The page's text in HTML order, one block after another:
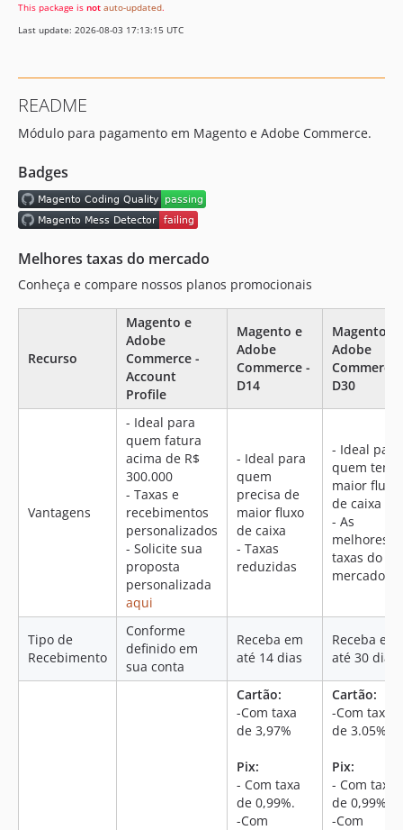
100.2.44
100.2.43
100.2.38
100.2.37
100.2.35
100.2.34
100.2.33
100.2.32
100.2.31-p1
100.2.29
100.2.27
100.2.23
100.2.16
This package is not auto-updated.
Last update: 2026-08-03 17:13:15 UTC
README
Módulo para pagamento em Magento e Adobe Commerce.
Badges
Melhores taxas do mercado
Conheça e compare nossos planos promocionais
Recurso
Magento e
Adobe
Commerce -
Account
Profile
Magento e
Adobe
Commerce -
D14
Magento e
Adobe
Commerce
D30
Vantagens
- Ideal para
quem fatura
acima de R$
300.000
- Taxas e
recebimentos
personalizados
- Solicite sua
proposta
personalizada
aqui
- Ideal para
quem
precisa de
maior fluxo
de caixa
- Taxas
reduzidas
- Ideal para
quem tem
maior fluxo
de caixa
- As
melhores
taxas do
mercado
Tipo de
Recebimento
Conforme
definido em
sua conta
Receba em
até 14 dias
Receba em
até 30 dias
Cartão:
-Com taxa
de 3,97%
Pix:
- Com taxa
de 0,99%.
-Com
Cartão:
-Com taxa
de 3.05%.
Pix:
- Com taxa
de 0,99%.
-Com